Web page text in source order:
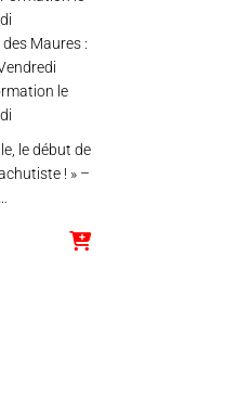
Maures :
le
le début de
! » –